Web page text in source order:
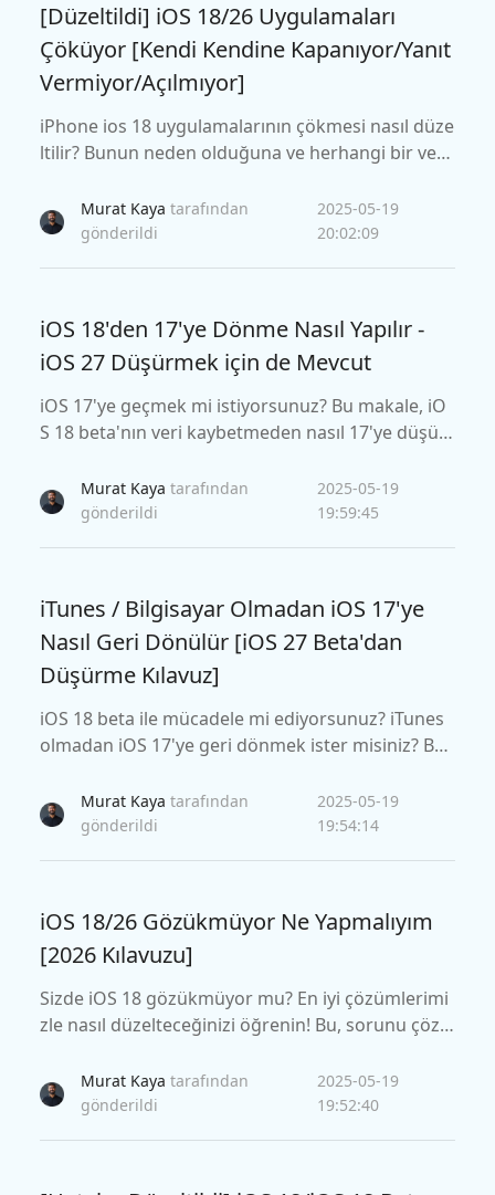
[Düzeltildi] iOS 18/26 Uygulamaları
Çöküyor [Kendi Kendine Kapanıyor/Yanıt
Vermiyor/Açılmıyor]
iPhone ios 18 uygulamalarının çökmesi nasıl düze
ltilir? Bunun neden olduğuna ve herhangi bir veri
ğime bakalım.
Murat Kaya tarafından
gönderildi
2025-05-19
20:02:09
iOS 18'den 17'ye Dönme Nasıl Yapılır -
iOS 27 Düşürmek için de Mevcut
iOS 17'ye geçmek mi istiyorsunuz? Bu makale, iO
S 18 beta'nın veri kaybetmeden nasıl 17'ye düşür
hem de bilgisayarı kullanmamanın yolları vardır. i
OS 17'ye geri dönmek için iki güvenli ve etkili yönt
Murat Kaya tarafından
gönderildi
2025-05-19
19:59:45
iTunes / Bilgisayar Olmadan iOS 17'ye
Nasıl Geri Dönülür [iOS 27 Beta'dan
Düşürme Kılavuz]
iOS 18 beta ile mücadele mi ediyorsunuz? iTunes
olmadan iOS 17'ye geri dönmek ister misiniz? Bu
2 yöntemini ve iTunes kullanıcıları için bir bonus i
pucunu araştırıyor. iPhone'unuzu kolayca nasıl dü
Murat Kaya tarafından
gönderildi
2025-05-19
19:54:14
iOS 18/26 Gözükmüyor Ne Yapmalıyım
[2026 Kılavuzu]
Sizde iOS 18 gözükmüyor mu? En iyi çözümlerimi
zle nasıl düzelteceğinizi öğrenin! Bu, sorunu çöz
ur.
Murat Kaya tarafından
gönderildi
2025-05-19
19:52:40